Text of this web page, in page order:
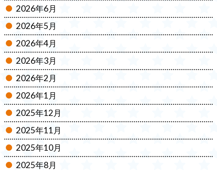
2026年6月
2026年5月
2026年4月
2026年3月
2026年2月
2026年1月
2025年12月
2025年11月
2025年10月
2025年8月